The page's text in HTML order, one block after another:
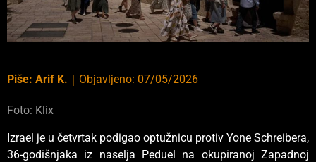
Piše: Arif K. Objavljeno: 07/05/2026
Foto: Klix
Izrael je u četvrtak podigao optužnicu protiv Yone Schreibera,
36-godišnjaka iz naselja Peduel na okupiranoj Zapadnoj